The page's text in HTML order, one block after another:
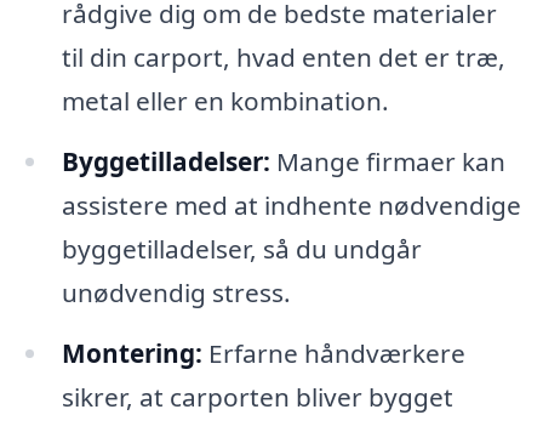
rådgive dig om de bedste materialer
til din carport, hvad enten det er træ,
metal eller en kombination.
Byggetilladelser: Mange firmaer kan
assistere med at indhente nødvendige
byggetilladelser, så du undgår
unødvendig stress.
Montering: Erfarne håndværkere
sikrer, at carporten bliver bygget